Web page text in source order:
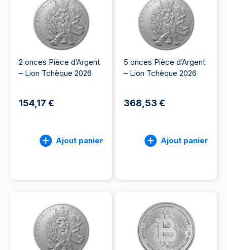
2 onces Pièce d’Argent
– Lion Tchèque 2026
154,17 €
Ajout panier
5 onces Pièce d’Argent
– Lion Tchèque 2026
368,53 €
Ajout panier